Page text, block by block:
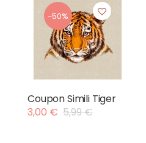
-50%
Coupon Simili Tiger
3,00 € 5,99 €